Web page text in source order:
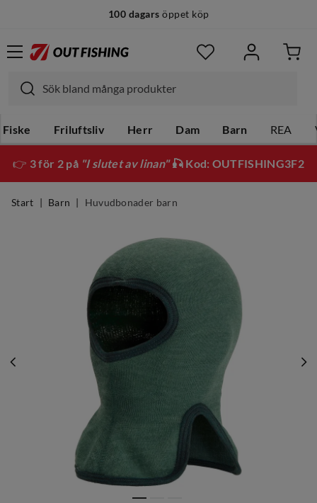
100 dagars öppet köp
Fiske Friluftsliv Herr Dam Barn REA
👉 3 för 2 på "I slutet av linan"🎣 Kod: OUTFISHING3F2
Start Barn Huvudbonader barn